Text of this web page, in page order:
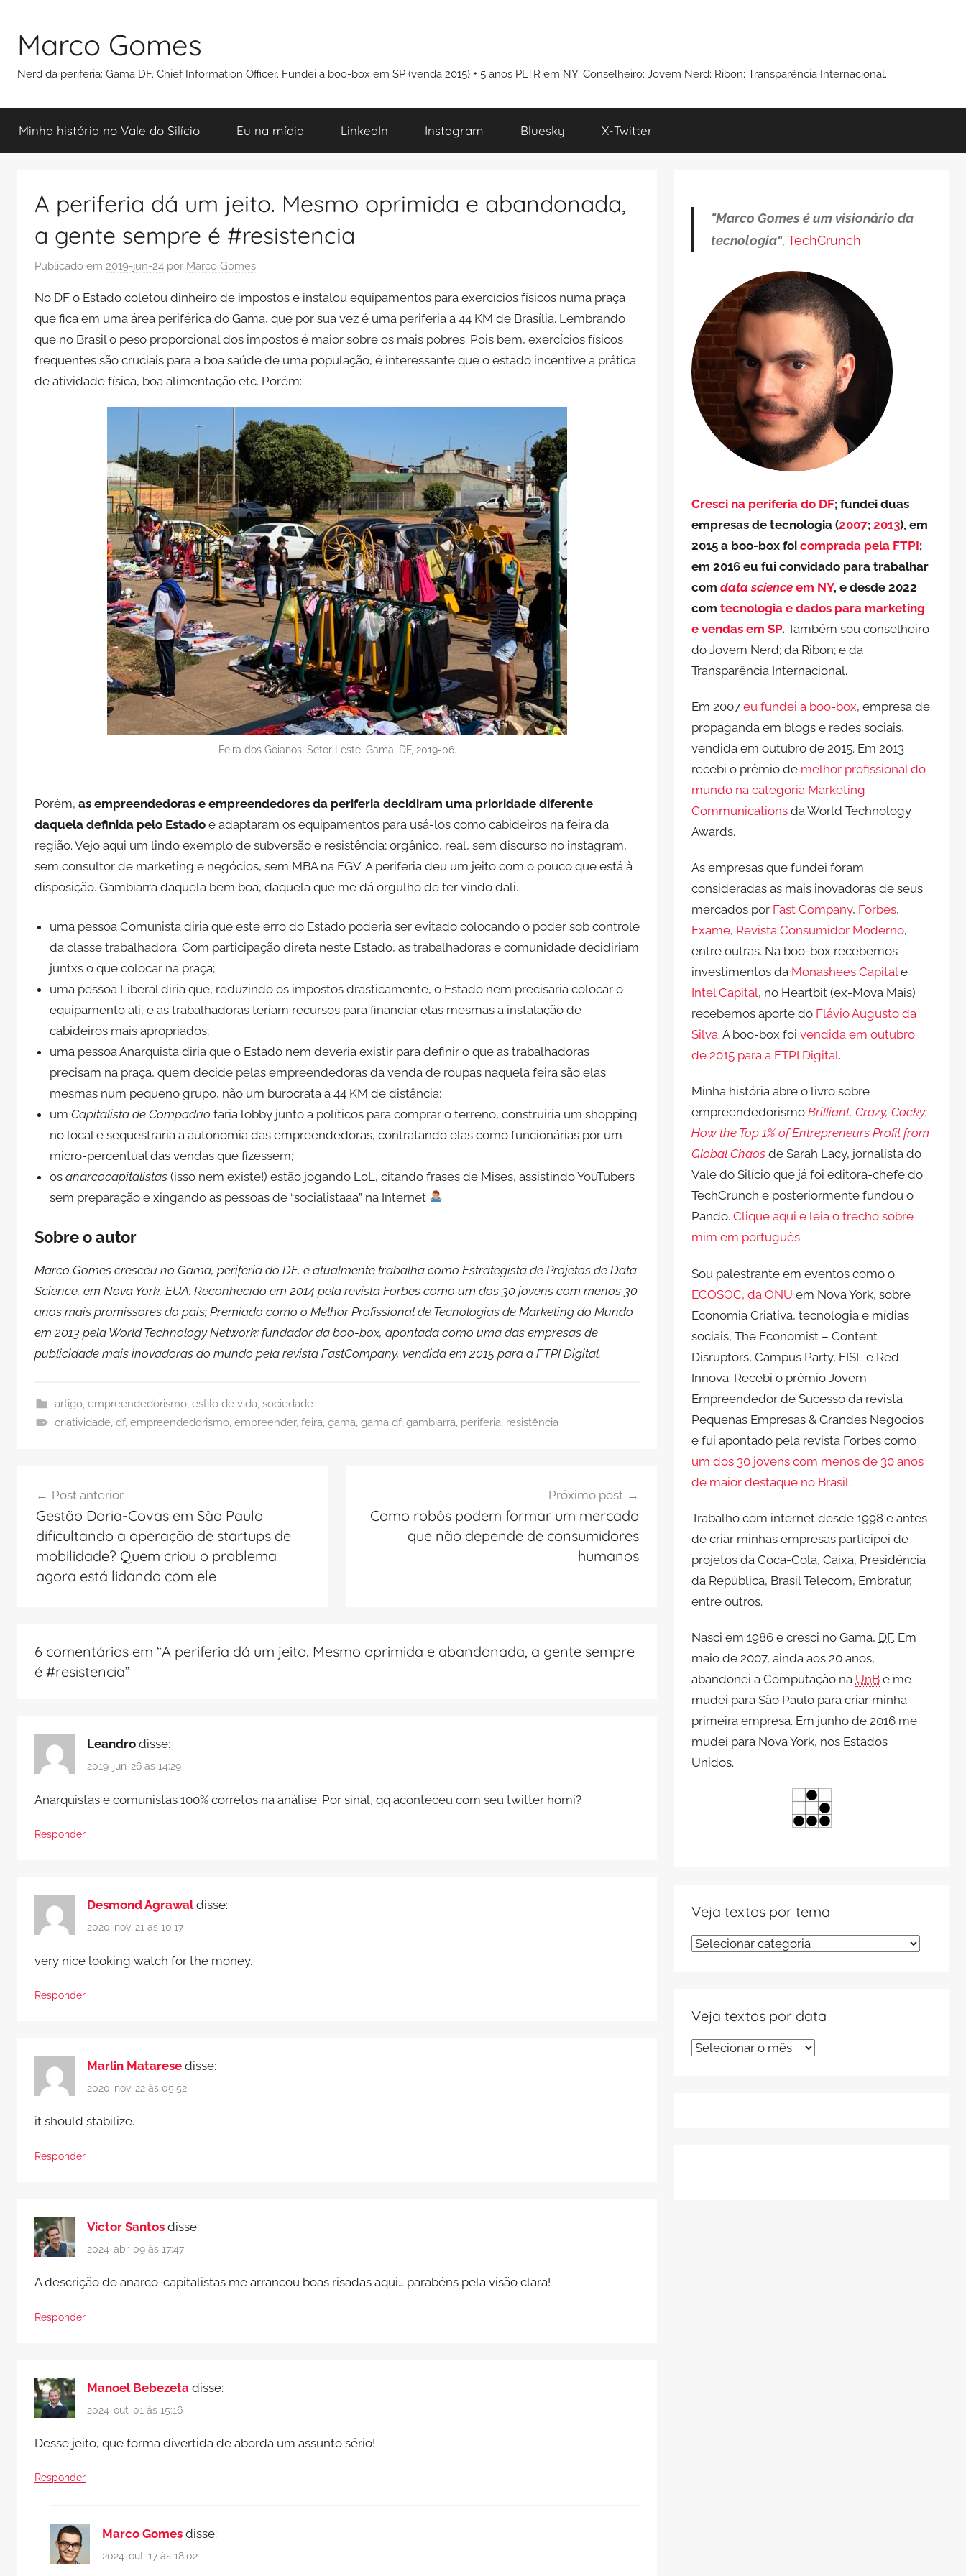
conteúdo
Marco Gomes
Nerd da periferia: Gama DF. Chief Information Officer. Fundei a boo-box em SP (venda 2015) + 5 anos PLTR em NY. Conselheiro: Jovem Nerd; Ribon; Transparência Internacional.
Minha história no Vale do Silício Eu na mídia LinkedIn Instagram Bluesky X-Twitter
A periferia dá um jeito. Mesmo oprimida e abandonada,
a gente sempre é #resistencia
Publicado em 2019-jun-24 por Marco Gomes
No DF o Estado coletou dinheiro de impostos e instalou equipamentos para exercícios físicos numa praça
que fica em uma área periférica do Gama, que por sua vez é uma periferia a 44 KM de Brasília. Lembrando
que no Brasil o peso proporcional dos impostos é maior sobre os mais pobres. Pois bem, exercícios físicos
frequentes são cruciais para a boa saúde de uma população, é interessante que o estado incentive a prática
de atividade física, boa alimentação etc. Porém:
Feira dos Goianos, Setor Leste, Gama, DF, 2019-06.
Porém, as empreendedoras e empreendedores da periferia decidiram uma prioridade diferente
daquela definida pelo Estado e adaptaram os equipamentos para usá-los como cabideiros na feira da
região. Vejo aqui um lindo exemplo de subversão e resistência; orgânico, real, sem discurso no instagram,
sem consultor de marketing e negócios, sem MBA na FGV. A periferia deu um jeito com o pouco que está à
disposição. Gambiarra daquela bem boa, daquela que me dá orgulho de ter vindo dali.
uma pessoa Comunista diria que este erro do Estado poderia ser evitado colocando o poder sob controle
da classe trabalhadora. Com participação direta neste Estado, as trabalhadoras e comunidade decidiriam
juntxs o que colocar na praça;
uma pessoa Liberal diria que, reduzindo os impostos drasticamente, o Estado nem precisaria colocar o
equipamento ali, e as trabalhadoras teriam recursos para financiar elas mesmas a instalação de
cabideiros mais apropriados;
uma pessoa Anarquista diria que o Estado nem deveria existir para definir o que as trabalhadoras
precisam na praça, quem decide pelas empreendedoras da venda de roupas naquela feira são elas
mesmas num pequeno grupo, não um burocrata a 44 KM de distância;
umCapitalista de Compadrio faria lobby junto a políticos para comprar o terreno, construiria um shopping
no local e sequestraria a autonomia das empreendedoras, contratando elas como funcionárias por um
micro-percentual das vendas que fizessem;
osanarcocapitalistas (isso nem existe!) estão jogando LoL, citando frases de Mises, assistindo YouTubers
sem preparação e xingando as pessoas de “socialistaaa” na Internet
Sobre o autor
Marco Gomes cresceu no Gama, periferia do DF, e atualmente trabalha como Estrategista de Projetos de Data
Science, em Nova York, EUA. Reconhecido em 2014 pela revista Forbes como um dos 30 jovens com menos 30
anos mais promissores do país; Premiado como o Melhor Profissional de Tecnologias de Marketing do Mundo
em 2013 pela World Technology Network; fundador da boo-box, apontada como uma das empresas de
publicidade mais inovadoras do mundo pela revista FastCompany, vendida em 2015 para a FTPI Digital.
artigo, empreendedorismo, estilo de vida, sociedade
criatividade, df, empreendedorismo, empreender, feira, gama, gama df, gambiarra, periferia, resistência
de
Post
Post anterior
Gestão Doria-Covas em São Paulo
dificultando a operação de startups de
mobilidade? Quem criou o problema
agora está lidando com ele
Próximo post
Como robôs podem formar um mercado
que não depende de consumidores
humanos
6 comentários em “A periferia dá um jeito. Mesmo oprimida e abandonada, a gente sempre
é #resistencia”
Leandro disse:
2019-jun-26 às 14:29
Anarquistas e comunistas 100% corretos na análise. Por sinal, qq aconteceu com seu twitter homi?
Responder
Desmond Agrawal disse:
2020-nov-21 às 10:17
very nice looking watch for the money.
Responder
Marlin Matarese disse:
2020-nov-22 às 05:52
it should stabilize.
Responder
Victor Santos disse:
2024-abr-09 às 17:47
A descrição de anarco-capitalistas me arrancou boas risadas aqui… parabéns pela visão clara!
Responder
Manoel Bebezeta disse:
2024-out-01 às 15:16
Desse jeito, que forma divertida de aborda um assunto sério!
Responder
Marco Gomes disse:
2024-out-17 às 18:02
"Marco Gomes é um visionário da
tecnologia", TechCrunch
Cresci na periferia do DF; fundei duas
empresas de tecnologia (2007;2013), em
2015 a boo-box foicomprada pela FTPI;
em 2016 eu fui convidado para trabalhar
comdata science em NY, e desde 2022
comtecnologia e dados para marketing
e vendas em SP. Também sou conselheiro
do Jovem Nerd; da Ribon; e da
Transparência Internacional.
Em 2007eu fundei a boo-box, empresa de
propaganda em blogs e redes sociais,
vendida em outubro de 2015. Em 2013
recebi o prêmio de melhor profissional do
mundo na categoria Marketing
Communications da World Technology
Awards.
As empresas que fundei foram
consideradas as mais inovadoras de seus
mercados por Fast Company, Forbes,
Exame, Revista Consumidor Moderno,
entre outras. Na boo-box recebemos
investimentos da Monashees Capitale
Intel Capital, no Heartbit (ex-Mova Mais)
recebemos aporte do Flávio Augusto da
Silva. A boo-box foivendida em outubro
de 2015 para a FTPI Digital.
Minha história abre o livro sobre
empreendedorismoBrilliant, Crazy, Cocky:
How the Top 1% of Entrepreneurs Profit from
Global Chaos de Sarah Lacy, jornalista do
Vale do Silício que já foi editora-chefe do
TechCrunch e posteriormente fundou o
Pando.Clique aqui e leia o trecho sobre
mim em português.
Sou palestrante em eventos como o
ECOSOC, da ONU em Nova York, sobre
Economia Criativa, tecnologia e mídias
sociais, The Economist – Content
Disruptors, Campus Party, FISL e Red
Innova. Recebi o prêmio Jovem
Empreendedor de Sucesso da revista
Pequenas Empresas & Grandes Negócios
e fui apontado pela revista Forbes como
um dos 30 jovens com menos de 30 anos
de maior destaque no Brasil.
Trabalho com internet desde 1998 e antes
de criar minhas empresas participei de
projetos da Coca-Cola, Caixa, Presidência
da República, Brasil Telecom, Embratur,
entre outros.
Nasci em 1986 e cresci no Gama, DF. Em
maio de 2007, ainda aos 20 anos,
abandonei a Computação na UnB e me
mudei para São Paulo para criar minha
primeira empresa. Em junho de 2016 me
mudei para Nova York, nos Estados
Unidos.
Veja textos por tema
Veja
Veja textos por data
Veja